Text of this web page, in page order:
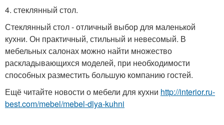
4. стеклянный стол.
Стеклянный стол - отличный выбор для маленькой
кухни. Он практичный, стильный и невесомый. В
мебельных салонах можно найти множество
раскладывающихся моделей, при необходимости
способных разместить большую компанию гостей.
Ещё читайте новости о мебели для кухни http://interior.ru-
best.com/mebel/mebel-dlya-kuhni